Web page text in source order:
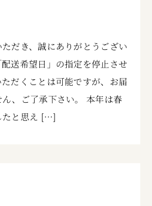
だき、誠にありがとうござい
送希望日」の指定を停止させ
だくことは可能ですが、お届
、ご了承下さい。 本年は春
たと思え […]